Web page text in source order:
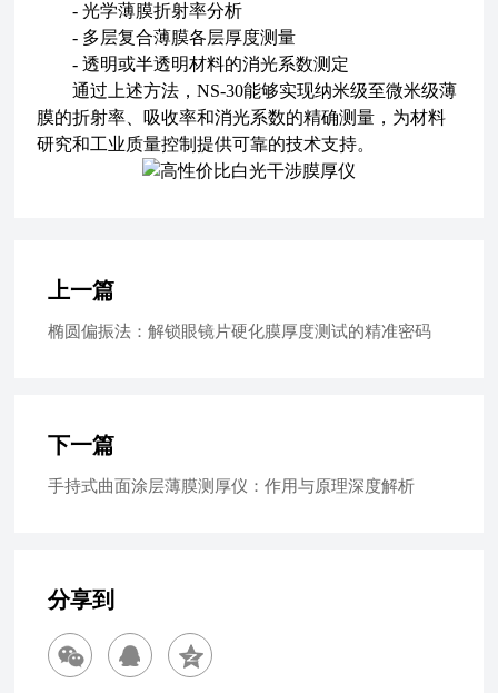
- 光学薄膜折射率分析
- 多层复合薄膜各层厚度测量
- 透明或半透明材料的消光系数测定
通过上述方法，NS-30能够实现纳米级至微米级薄
膜的折射率、吸收率和消光系数的精确测量，为材料
研究和工业质量控制提供可靠的技术支持。
上一篇
椭圆偏振法：解锁眼镜片硬化膜厚度测试的精准密码
下一篇
手持式曲面涂层薄膜测厚仪：作用与原理深度解析
分享到